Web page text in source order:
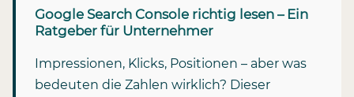
Google Search Console richtig lesen – Ein
Ratgeber für Unternehmer
Impressionen, Klicks, Positionen – aber was
bedeuten die Zahlen wirklich? Dieser